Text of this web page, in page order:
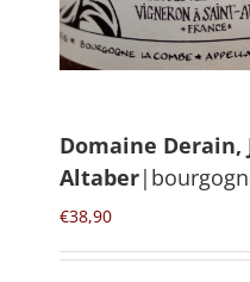
Mijn Account
Zoeken
Domaine Derain,
Altaber
€38,90